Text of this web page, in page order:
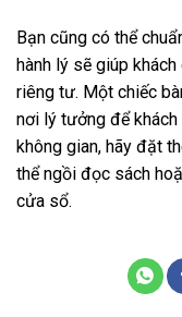
Bạn cũng có thể
hành lý sẽ giúp
riêng tư. Một chiếc
nơi lý tưởng để
không gian, hãy đặt
thể ngồi đọc sách
cửa sổ.